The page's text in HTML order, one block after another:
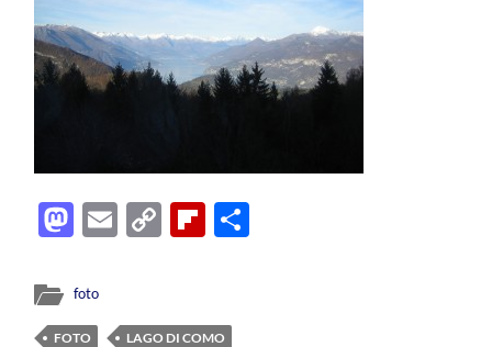
Mastodon
EmailCopyFlipboard
foto
FOTO LAGO DI COMO